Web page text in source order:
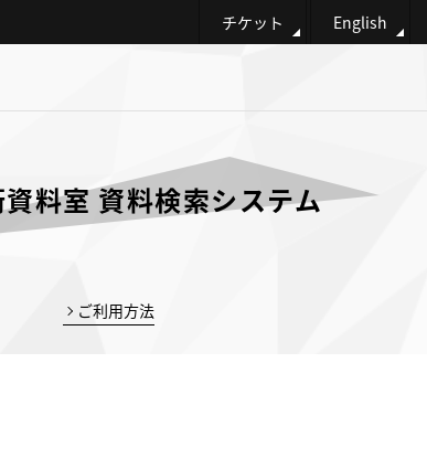
チケット English
料室 資料検索システム
ご利用方法